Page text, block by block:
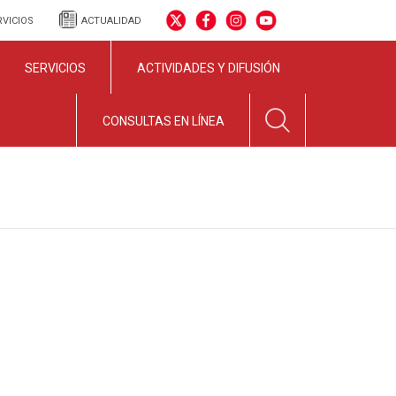
ACTUALIDAD
SERVICIOS ACTIVIDADES Y DIFUSIÓN
CONSULTAS EN LÍNEA